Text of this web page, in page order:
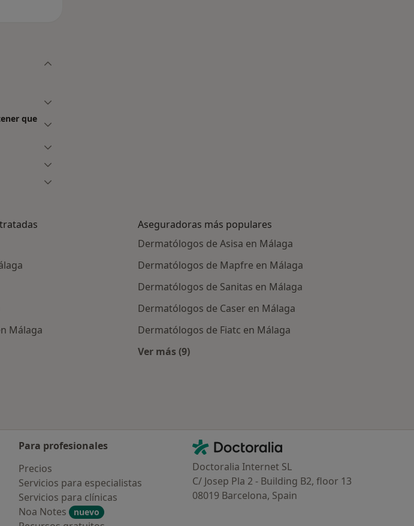
que
Málaga
Aseguradoras más populares
Dermatólogos de Asisa en Málaga
Dermatólogos de Mapfre en Málaga
Dermatólogos de Sanitas en Málaga
Dermatólogos de Caser en Málaga
Dermatólogos de Fiatc en Málaga
Ver más (9)
Para profesionales
Precios
Servicios para especialistas
Servicios para clínicas
Noa Notes
nuevo
Contacto
Doctoralia - Página de inicio
Doctoralia Internet SL
C/ Josep Pla 2 - Building B2, floor 13
08019 Barcelona, Spain